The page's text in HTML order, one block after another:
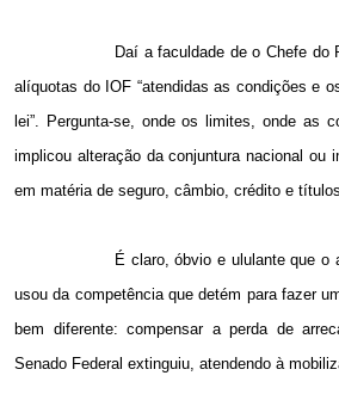
Daí a faculdade de o Chefe do
alíquotas do IOF “atendidas as condições e
lei”. Pergunta-se, onde os limites, onde as
implicou alteração da conjuntura nacional ou
em matéria de seguro, câmbio, crédito e
É claro, óbvio e ululante que o
usou da competência que detém para fazer
bem diferente: compensar a perda de
Senado Federal extinguiu, atendendo à